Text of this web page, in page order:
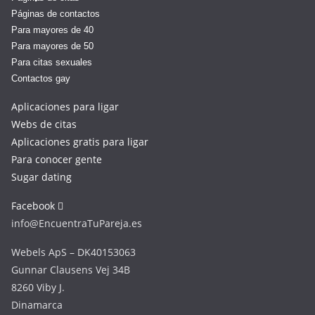
Páginas de contactos
Para mayores de 40
Para mayores de 50
Para citas sexuales
Contactos gay
Aplicaciones para ligar
Webs de citas
Aplicaciones gratis para ligar
Para conocer gente
Sugar dating
Facebook
info@EncuentraTuPareja.es
Webels ApS – DK40153063
Gunnar Clausens Vej 34B
8260 Viby J.
Dinamarca